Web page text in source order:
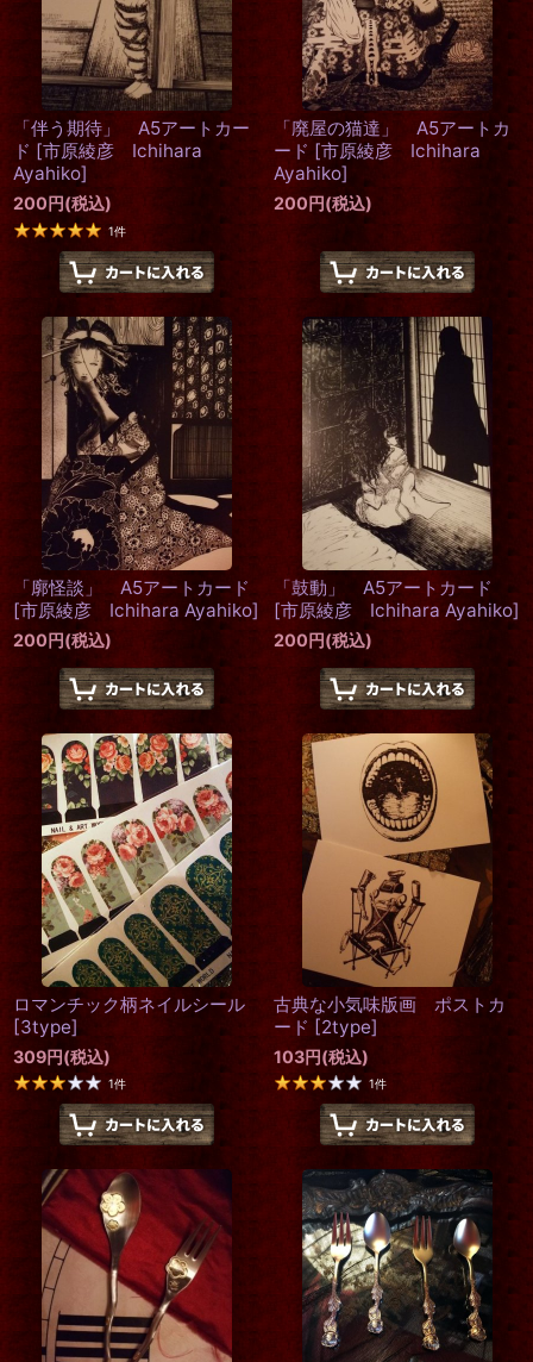
「伴う期待」 A5アートカー
ド [市原綾彦 Ichihara
Ayahiko]
200円(税込)
1件
「廃屋の猫達」 A5アートカ
ード [市原綾彦 Ichihara
Ayahiko]
200円(税込)
「廓怪談」 A5アートカード
[市原綾彦 Ichihara Ayahiko]
200円(税込)
「鼓動」 A5アートカード
[市原綾彦 Ichihara Ayahiko]
200円(税込)
ロマンチック柄ネイルシール
[3type]
309円(税込)
1件
古典な小気味版画 ポストカ
ード [2type]
103円(税込)
1件